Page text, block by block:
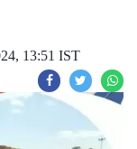
13:51 IST